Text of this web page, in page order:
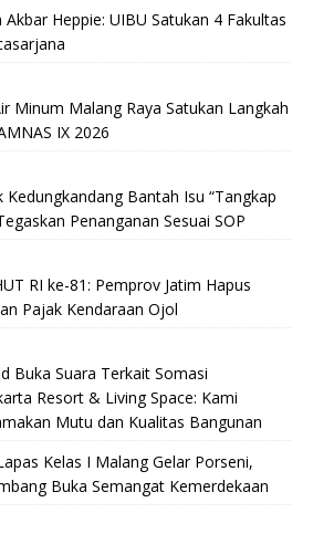
Akbar Heppie: UIBU Satukan 4 Fakultas
Minum Malang Raya Satukan Langkah
IX 2026
Kedungkandang Bantah Isu “Tangkap
Penanganan Sesuai SOP
RI ke-81: Pemprov Jatim Hapus
Pajak Kendaraan Ojol
Buka Suara Terkait Somasi
Resort & Living Space: Kami
Mutu dan Kualitas Bangunan
Kelas I Malang Gelar Porseni,
Buka Semangat Kemerdekaan